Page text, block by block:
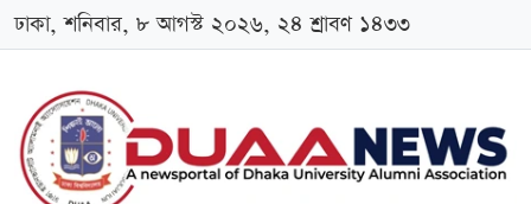
ঢাকা, শনিবার, ৮ আগস্ট ২০২৬, ২৪ শ্রাবণ ১৪৩৩